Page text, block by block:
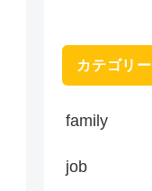
カテゴリー
family
job